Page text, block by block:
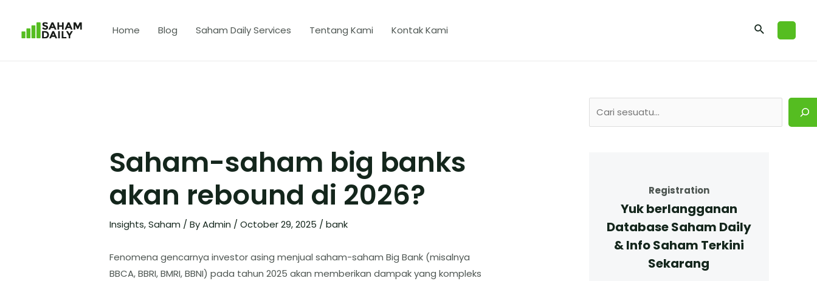
Home Blog Saham Daily Services Tentang Kami Kontak Kami
Saham-saham big banks
akan rebound di 2026?
Insights,Saham / ByAdmin / October 29, 2025 / bank
Fenomena gencarnya investor asing menjual saham-saham Big Bank (misalnya
BBCA, BBRI, BMRI, BBNI) pada tahun 2025 akan memberikan dampak yang kompleks
Registration
Yuk berlangganan
Database Saham Daily
& Info Saham Terkini
Sekarang